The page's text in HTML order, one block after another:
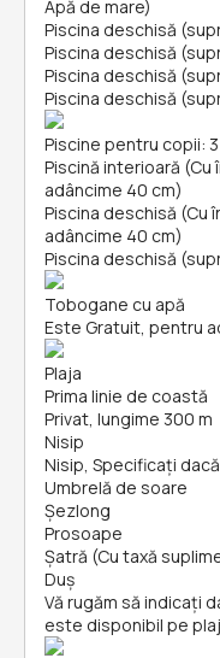
Apă de mare)
Piscina deschisă
Piscina deschisă
Piscina deschisă
Piscina deschisă
Piscine pentru copii: 3
Piscină interioară (Cu
adâncime 40 cm)
Piscina deschisă (Cu
adâncime 40 cm)
Piscina deschisă
Tobogane cu apă
Este Gratuit, pentru
Plaja
Prima linie de coastă
Privat, lungime 300 m
Nisip
Nisip, Specificați
Umbrelă de soare
Șezlong
Prosoape
Şatră (Cu taxă
Duș
Vă rugăm să indicați
este disponibil pe